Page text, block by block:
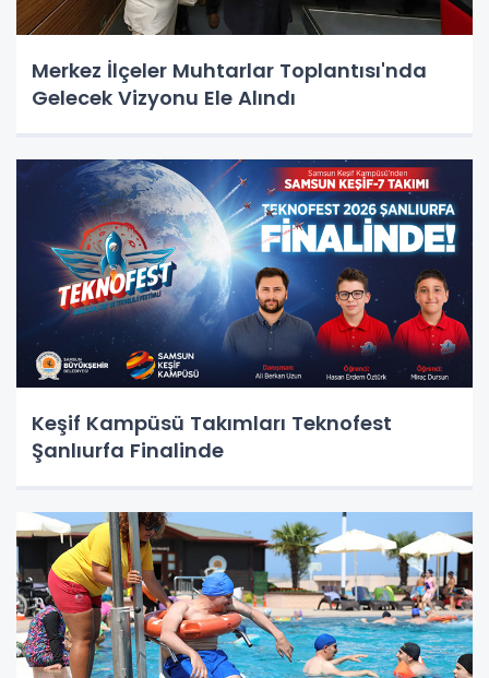
Merkez İlçeler Muhtarlar Toplantısı'nda
Gelecek Vizyonu Ele Alındı
Keşif Kampüsü Takımları Teknofest
Şanlıurfa Finalinde